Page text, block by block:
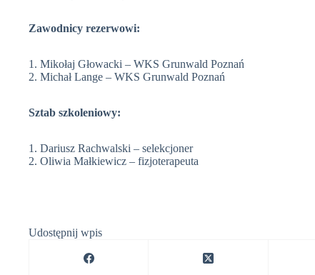
Zawodnicy rezerwowi:
1. Mikołaj Głowacki – WKS Grunwald Poznań
2. Michał Lange – WKS Grunwald Poznań
Sztab szkoleniowy:
1. Dariusz Rachwalski – selekcjoner
2. Oliwia Małkiewicz – fizjoterapeuta
Udostępnij wpis